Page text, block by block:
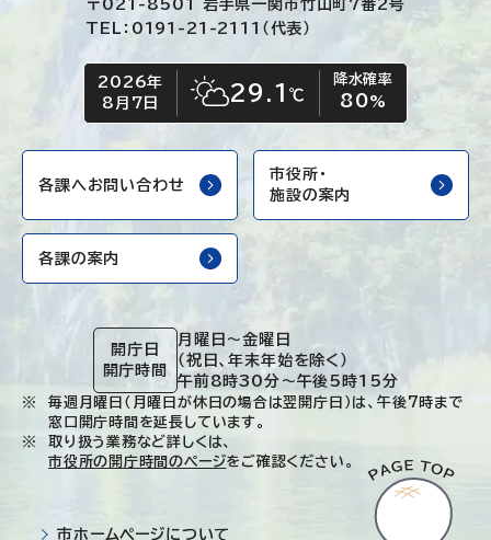
〒021-8501 岩手県一関市竹山町7番2号
TEL：0191-21-2111（代表）
今日の日付
2026年
8月7日
今日の天気
晴れ時々くもり
29.1℃
降水確率
80%
各課へお問い合わせ
市役所・
施設の案内
各課の案内
開庁日
開庁時間
月曜日～金曜日
（祝日、年末年始を除く）
午前8時30分～午後5時15分
毎週月曜日（月曜日が休日の場合は翌開庁日）は、午後7時まで
窓口開庁時間を延長しています。
取り扱う業務など詳しくは、
市役所の開庁時間のページをご確認ください。
市ホームページについて